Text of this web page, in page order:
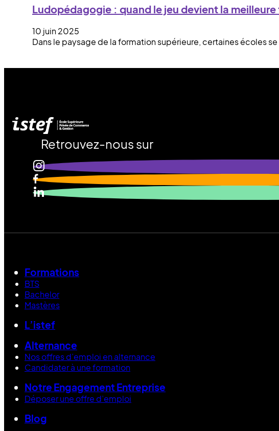
Ludopédagogie : quand le jeu devient la meilleure
10 juin 2025
Dans le paysage de la formation supérieure, certaines écoles
Retrouvez-nous sur
Formations
BTS
Bachelor
Mastères
L’istef
Alternance
Nos offres d’emploi en alternance
Candidater à une formation
Notre Engagement Entreprise
Déposer une offre d’emploi
Blog